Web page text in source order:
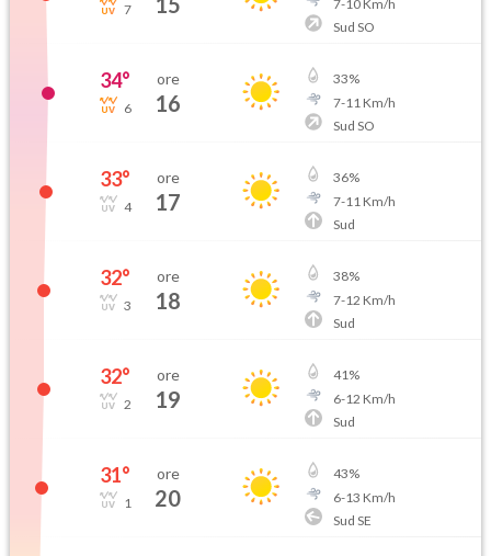
7
7-10Km/h
Sud SO
34°
6
ore
16
33%
7-11 Km/h
Sud SO
33°
4
ore
17
36%
7-11 Km/h
Sud
32°
3
ore
18
38%
7-12 Km/h
Sud
32°
2
ore
19
41%
6-12 Km/h
Sud
31°
1
ore
20
43%
6-13 Km/h
Sud SE